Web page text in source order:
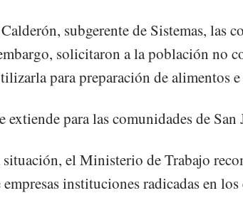
subgerente de Sistemas, las
solicitaron a la población no
para preparación de alimentos
extiende para las comunidades de
situación, el Ministerio de Trabajo
empresas instituciones radicadas en